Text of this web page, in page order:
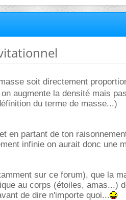
soit directement
augmente la densité mais
du terme de masse...)
en partant de ton
infinie on aurait donc une
sur ce forum), que la
au corps (étoiles, amas...)
de dire n'importe quoi...